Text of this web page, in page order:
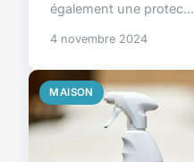
également une protec...
4 novembre 2024
MAISON